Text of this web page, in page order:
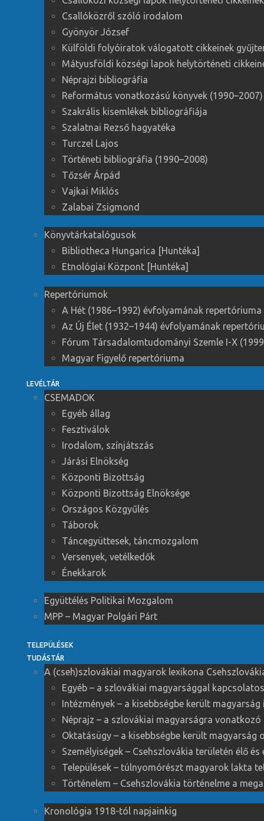
Csallóközről szóló irodalom
Gyönyör József
Külföldi folyóiratok válogatott cikkeinek
Mátyusföldi községi lapok helytörténeti
Néprajzi bibliográfia
Református vonatkozású könyvek (1990–2007)
Szakrális kisemlékek bibliográfiája
Szalatnai Rezső hagyatéka
Turczel Lajos
Történeti bibliográfia (1990–2008)
Tőzsér Árpád
Vajkai Miklós
Zalabai Zsigmond
Könyvtárkatalógusok
Bibliotheca Hungarica [Huntéka]
Etnológiai Központ [Huntéka]
Repertóriumok
A Hét (1986–1992) évfolyamának repertóriuma
Az Új Élet (1932–1944) évfolyamának
Fórum Társadalomtudományi Szemle I-X
Magyar Figyelő repertóriuma
LEVÉLTÁR
CSEMADOK
Egyéb állag
Fesztiválok
Irodalom, színjátszás
Járási Elnökség
Központi Bizottság
Központi Bizottság Elnöksége
Országos Közgyűlés
Táborok
Táncegyüttesek, táncmozgalom
Versenyek, vetélkedők
Énekkarok
Együttélés Politikai Mozgalom
MPP – Magyar Polgári Párt
TELEPÜLÉSEK
TUDÁSTÁR
A (cseh)szlovákiai magyarok lexikona
Egyéb – a szlovákiai magyarsággal
Intézmények – a kisebbségbe került
Néprajz – a szlovákiai magyarságra vonatkozó
Oktatásügy – a kisebbségbe került magyarság
Személyiségek – Csehszlovákia területén élő
Települések – túlnyomórészt magyarok lakta
Történelem – Csehszlovákia történelme a
Kronológia 1918-tól napjainkig